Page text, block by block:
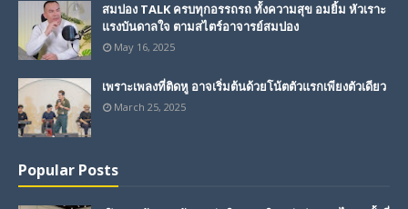
สมปอง TALK ครบทุกอรรถรถ ทั้งความสุข อมยิ้ม หัวเราะ
แรงบันดาลใจ ตามสไตร์อาจารย์สมปอง
May 16, 2025
เพราะเพลงที่ติดหู อาจเริ่มต้นด้วยโน้ตตัวแรกเพียงตัวเดียว
March 25, 2025
Popular Posts